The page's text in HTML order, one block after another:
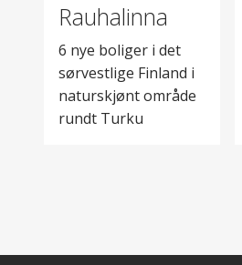
Rauhalinna
6 nye boliger i det
sørvestlige Finland i
naturskjønt område
rundt Turku